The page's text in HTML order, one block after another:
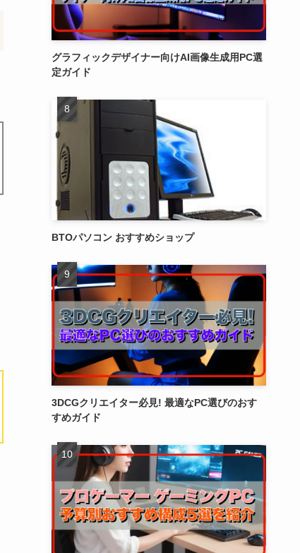
グラフィックデザイナー向けAI画像生成用PC選
定ガイド
BTOパソコン おすすめショップ
3DCGクリエイター必見! 最適なPC選びのおす
すめガイド